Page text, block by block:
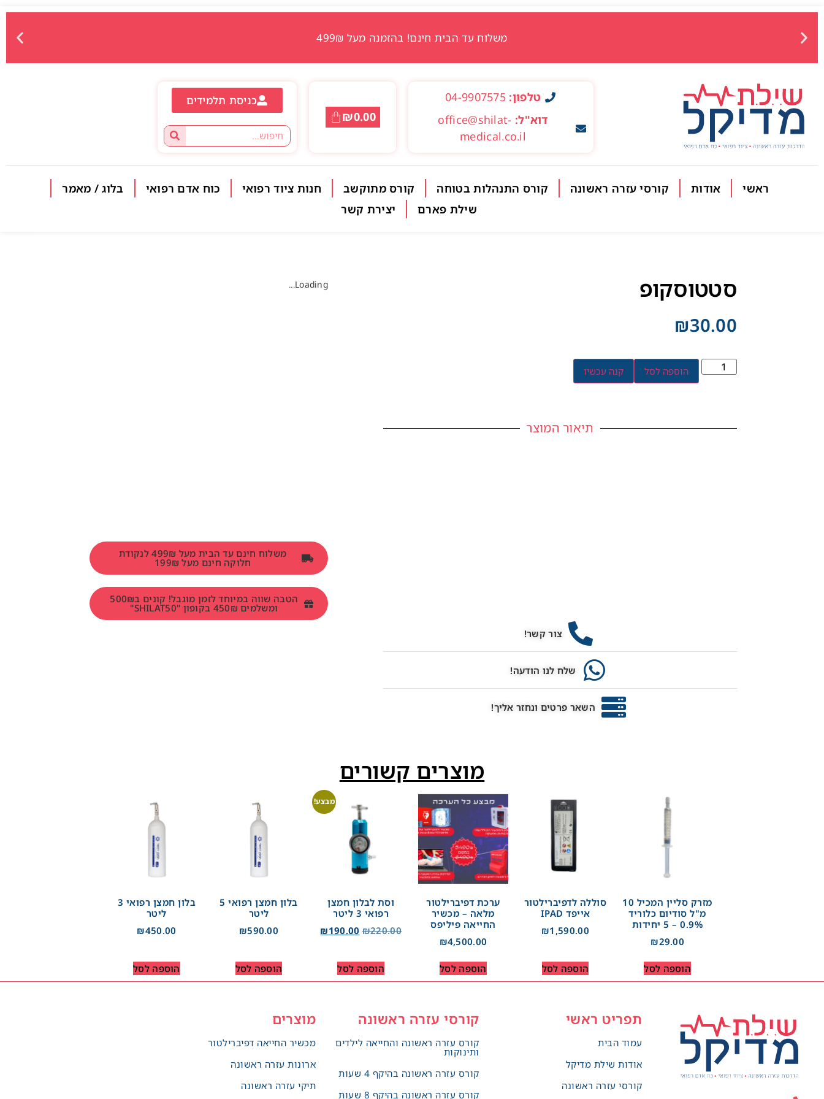
משלוח עד הבית חינם! בהזמנה מעל 499₪
טלפון: 04-9907575
דוא"ל: office@shilat-
medical.co.il
₪0.00
כניסת תלמידים
ראשי אודות קורסי עזרה ראשונה קורס התנהלות בטוחה קורס מתוקשב חנות ציוד רפואי כוח אדם רפואי
בלוג / מאמר
שילת פארם
יצירת קשר
סטטוסקופ
₪30.00
הוספה לסל קנה עכשיו
תיאור המוצר
צור קשר!
שלח לנו הודעה!
השאר פרטים ונחזר אליך!
Loading...
משלוח חינם עד הבית מעל 499₪ לנקודת
חלוקה חינם מעל 199₪
הטבה שווה במיוחד לזמן מוגבל! קונים ב500₪
ומשלמים 450₪ בקופון "SHILAT50"
מוצרים קשורים
מזרק סליין המכיל 10
מ"ל סודיום כלוריד
0.9% – 5 יחידות
₪29.00
הוספה לסל
סוללה לדפיברילטור
אייפד IPAD
₪1,590.00
הוספה לסל
ערכת דפיברילטור
מלאה – מכשיר
החייאה פיליפס
₪4,500.00
הוספה לסל
מבצע!
וסת לבלון חמצן
רפואי 3 ליטר
₪220.00
₪190.00
הוספה לסל
בלון חמצן רפואי 5
ליטר
₪590.00
הוספה לסל
בלון חמצן רפואי 3
ליטר
₪450.00
הוספה לסל
תפריט ראשי
עמוד הבית
אודות שילת מדיקל
קורסי עזרה ראשונה
קורסי עזרה ראשונה
קורס עזרה ראשונה והחייאה לילדים
ותינוקות
קורס עזרה ראשונה בהיקף 4 שעות
קורס עזרה ראשונה בהיקף 8 שעות
מוצרים
מכשיר החייאה דפיברילטור
ארונות עזרה ראשונה
תיקי עזרה ראשונה